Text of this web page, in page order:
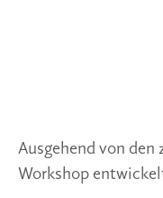
Ausgehend von den
Workshop